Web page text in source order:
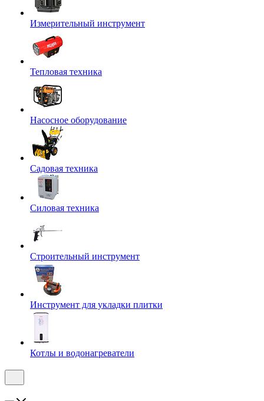
Измерительный инструмент
Тепловая техника
Насосное оборудование
Садовая техника
Силовая техника
Строительный инструмент
Инструмент для укладки плитки
Котлы и водонагреватели